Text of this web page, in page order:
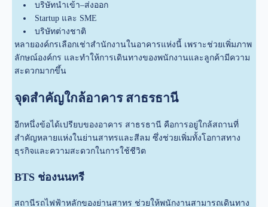
บริษัทนำเข้า–ส่งออก
Startup และ SME
บริษัทต่างชาติ
หลายองค์กรเลือกเช่าสำนักงานในอาคารแห่งนี้ เพราะช่วยเพิ่มภาพ
ลักษณ์องค์กร และทำให้การเดินทางของพนักงานและลูกค้ามีความ
สะดวกมากขึ้น
จุดสำคัญใกล้อาคาร สาธรธานี
อีกหนึ่งข้อได้เปรียบของอาคาร สาธรธานี คือการอยู่ใกล้สถานที่
สำคัญหลายแห่งในย่านสาทรและสีลม ซึ่งช่วยเพิ่มทั้งโอกาสทาง
ธุรกิจและความสะดวกในการใช้ชีวิต
BTS ช่องนนทรี
สถานีรถไฟฟ้าหลักของย่านสาทร ช่วยให้พนักงานสามารถเดินทาง